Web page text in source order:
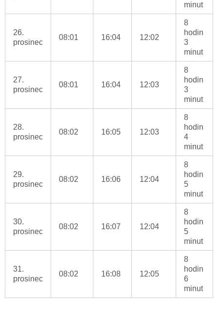
minut
26.
prosinec
08:01 16:04 12:02
8
hodin
3
minut
27.
prosinec
08:01 16:04 12:03
8
hodin
3
minut
28.
prosinec
08:02 16:05 12:03
8
hodin
4
minut
29.
prosinec
08:02 16:06 12:04
8
hodin
5
minut
30.
prosinec
08:02 16:07 12:04
8
hodin
5
minut
31.
prosinec
08:02 16:08 12:05
8
hodin
6
minut